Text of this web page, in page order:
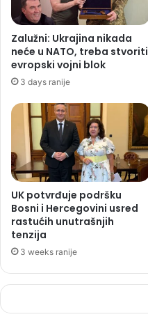
Zalužni: Ukrajina nikada
neće u NATO, treba stvoriti
evropski vojni blok
3 days ranije
UK potvrđuje podršku
Bosni i Hercegovini usred
rastućih unutrašnjih
tenzija
3 weeks ranije